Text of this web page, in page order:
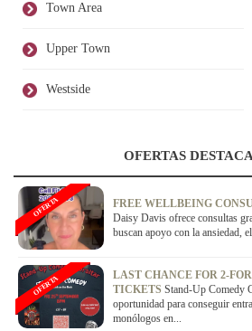
Town Area
Upper Town
Westside
OFERTAS
FREE WELLBEING
Daisy Davis ofrece consultas
buscan apoyo con la ansiedad,
OFERTA
LAST CHANCE FOR 2-
TICKETS Stand-Up Comedy
oportunidad para conseguir
monólogos en...
OFERTA